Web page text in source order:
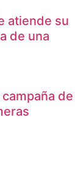
atiende su
de una
de